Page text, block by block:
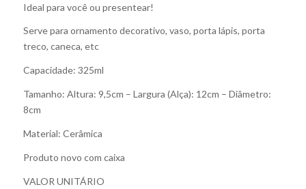
Ideal para você ou presentear!
Serve para ornamento decorativo, vaso, porta lápis, porta
treco, caneca, etc
Capacidade: 325ml
Tamanho: Altura: 9,5cm – Largura (Alça): 12cm – Diâmetro:
8cm
Material: Cerâmica
Produto novo com caixa
VALOR UNITÁRIO